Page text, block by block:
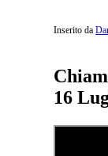
Inserito da
16